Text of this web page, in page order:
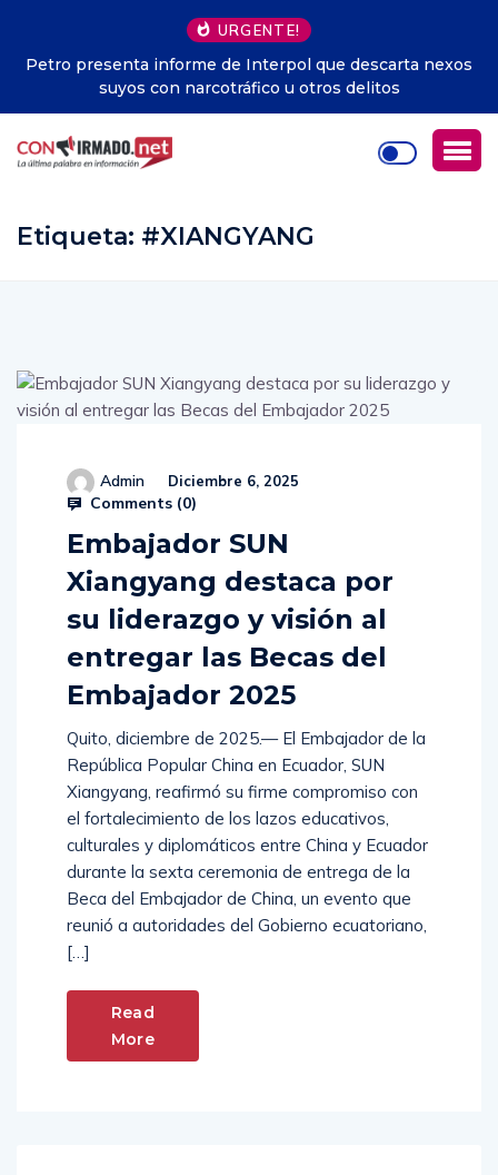
URGENTE!
nexos
Argentina.- En Buenos Aires la crueldad contra
pobres se puso de moda
Etiqueta: #XIANGYANG
Admin Diciembre 6, 2025
Comments (0)
Embajador SUN
Xiangyang destaca por
su liderazgo y visión al
entregar las Becas del
Embajador 2025
Quito, diciembre de 2025.— El Embajador de la
República Popular China en Ecuador, SUN
Xiangyang, reafirmó su firme compromiso con
el fortalecimiento de los lazos educativos,
culturales y diplomáticos entre China y Ecuador
durante la sexta ceremonia de entrega de la
Beca del Embajador de China, un evento que
reunió a autoridades del Gobierno ecuatoriano,
[…]
Read
More